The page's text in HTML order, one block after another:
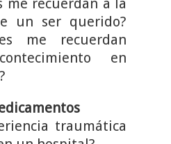
me recuerdan a la
un ser querido?
me recuerdan
en
traumática